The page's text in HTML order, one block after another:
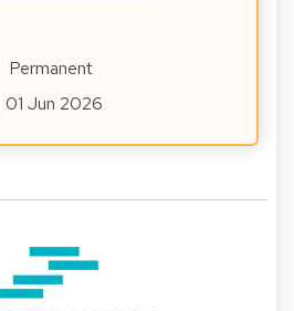
Permanent
01 Jun 2026